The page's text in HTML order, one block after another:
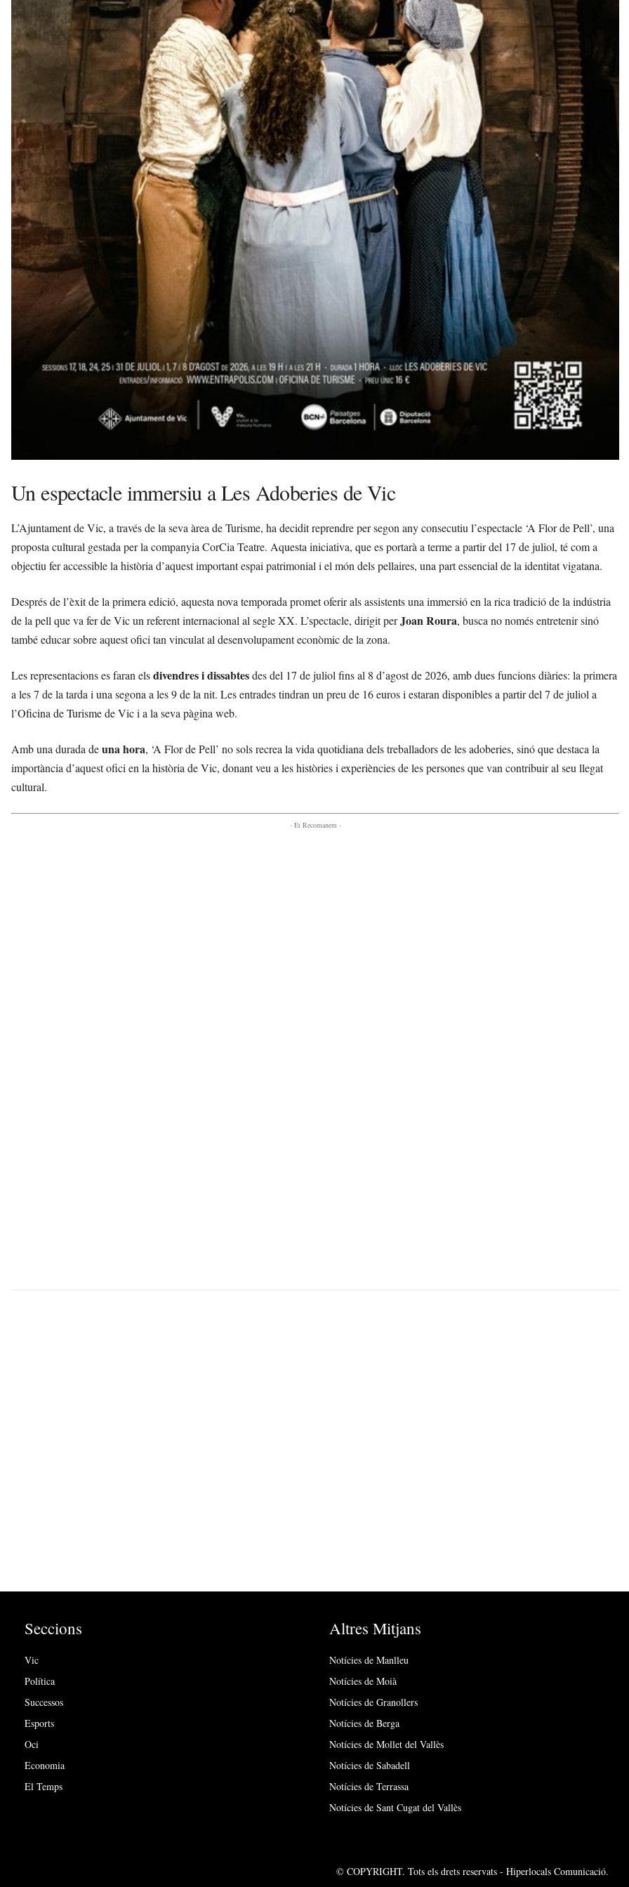
Un espectacle immersiu a Les Adoberies de Vic
L’Ajuntament de Vic, a través de la seva àrea de Turisme, ha decidit reprendre per segon any consecutiu l’espectacle ‘A Flor de Pell’, una
proposta cultural gestada per la companyia CorCia Teatre. Aquesta iniciativa, que es portarà a terme a partir del 17 de juliol, té com a
objectiu fer accessible la història d’aquest important espai patrimonial i el món dels pellaires, una part essencial de la identitat vigatana.
Després de l’èxit de la primera edició, aquesta nova temporada promet oferir als assistents una immersió en la rica tradició de la indústria
de la pell que va fer de Vic un referent internacional al segle XX. L’spectacle, dirigit perJoan Roura, busca no només entretenir sinó
també educar sobre aquest ofici tan vinculat al desenvolupament econòmic de la zona.
Les representacions es faran elsdivendres i dissabtesdes del 17 de juliol fins al 8 d’agost de 2026, amb dues funcions diàries: la primera
a les 7 de la tarda i una segona a les 9 de la nit. Les entrades tindran un preu de 16 euros i estaran disponibles a partir del 7 de juliol a
l’Oficina de Turisme de Vic i a la seva pàgina web.
Amb una durada deuna hora, ‘A Flor de Pell’ no sols recrea la vida quotidiana dels treballadors de les adoberies, sinó que destaca la
importància d’aquest ofici en la història de Vic, donant veu a les històries i experiències de les persones que van contribuir al seu llegat
cultural.
- Et Recomanem -
Seccions
Vic
Política
Successos
Esports
Oci
Economia
El Temps
Altres Mitjans
Notícies de Manlleu
Notícies de Moià
Notícies de Granollers
Notícies de Berga
Notícies de Mollet del Vallès
Notícies de Sabadell
Notícies de Terrassa
Notícies de Sant Cugat del Vallès
© COPYRIGHT. Tots els drets reservats - Hiperlocals Comunicació.